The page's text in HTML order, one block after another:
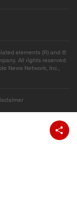
elements (R) and ©
All rights reserved.
News Network, Inc.,